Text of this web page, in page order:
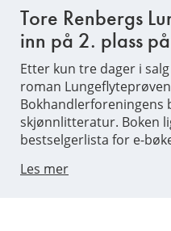
Tore Renbergs
inn på 2. plass
Etter kun tre dager i
roman
Bokhandlerforeningens
skjønnlitteratur. Boken
bestselgerlista for e-
Les mer